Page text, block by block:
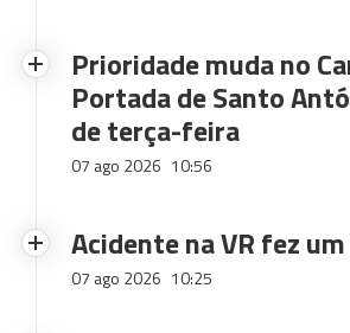
Prioridade muda no
Portada de Santo
de terça-feira
07 ago 2026 10:56
Acidente na VR fez
07 ago 2026 10:25